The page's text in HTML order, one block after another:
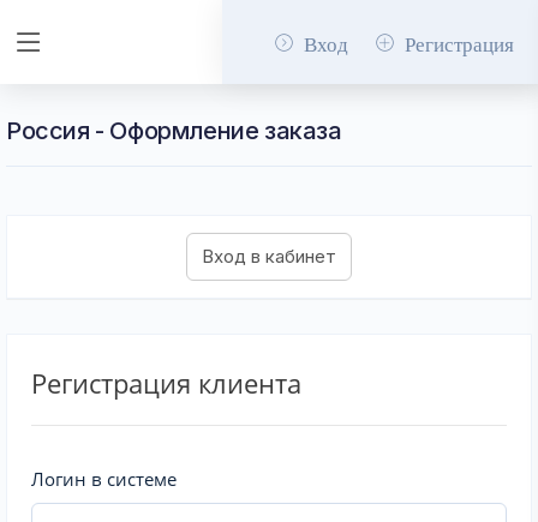
Вход Регистрация
Россия - Оформление заказа
Регистрация клиента
Логин в системе